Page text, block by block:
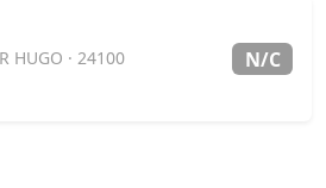
HUGO · 24100
N/C